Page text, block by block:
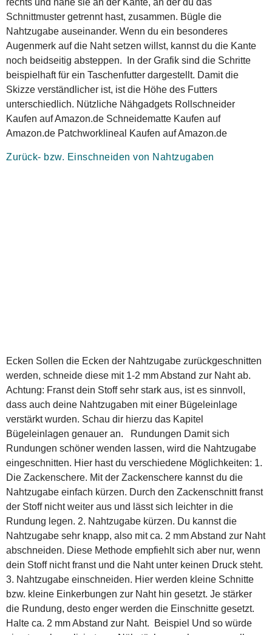
Schnittmuster getrennt hast, zusammen. Bügle die
Nahtzugabe auseinander. Wenn du ein besonderes
Augenmerk auf die Naht setzen willst, kannst du die Kante
noch beidseitig absteppen. In der Grafik sind die Schritte
beispielhaft für ein Taschenfutter dargestellt. Damit die
Skizze verständlicher ist, ist die Höhe des Futters
unterschiedlich. Nützliche Nähgadgets Rollschneider
Kaufen auf Amazon.de Schneidematte Kaufen auf
Amazon.de Patchworklineal Kaufen auf Amazon.de
Zurück- bzw. Einschneiden von Nahtzugaben
Ecken Sollen die Ecken der Nahtzugabe zurückgeschnitten
werden, schneide diese mit 1-2 mm Abstand zur Naht ab.
Achtung: Franst dein Stoff sehr stark aus, ist es sinnvoll,
dass auch deine Nahtzugaben mit einer Bügeleinlage
verstärkt wurden. Schau dir hierzu das Kapitel
Bügeleinlagen genauer an. Rundungen Damit sich
Rundungen schöner wenden lassen, wird die Nahtzugabe
eingeschnitten. Hier hast du verschiedene Möglichkeiten: 1.
Die Zackenschere. Mit der Zackenschere kannst du die
Nahtzugabe einfach kürzen. Durch den Zackenschnitt franst
der Stoff nicht weiter aus und lässt sich leichter in die
Rundung legen. 2. Nahtzugabe kürzen. Du kannst die
Nahtzugabe sehr knapp, also mit ca. 2 mm Abstand zur Naht
abschneiden. Diese Methode empfiehlt sich aber nur, wenn
dein Stoff nicht franst und die Naht unter keinen Druck steht.
3. Nahtzugabe einschneiden. Hier werden kleine Schnitte
bzw. kleine Einkerbungen zur Naht hin gesetzt. Je stärker
die Rundung, desto enger werden die Einschnitte gesetzt.
Halte ca. 2 mm Abstand zur Naht. Beispiel Und so würde